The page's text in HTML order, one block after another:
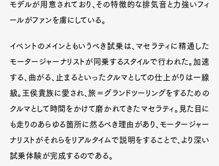
モデルが用意されており、その特徴的な排気音と力強いフィ
ールがファンを虜にしている。
イベントのメインともいうべき試乗は、マセラティに精通した
モータージャーナリストが同乗するスタイルで行われた。加速
する、曲がる、止まるといったクルマとしての仕上がりは一線
級。王侯貴族に愛され、旅＝グランドツーリングをするための
クルマとして時間をかけて磨かれてきたマセラティ。見た目に
も走りのあらゆる箇所に然るべき理由があり、モータージャー
ナリストがそれらをリアルタイムで説明をすることで、より深い
試乗体験が完成するのである。